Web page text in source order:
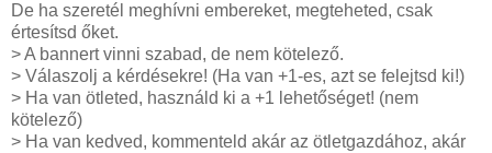
De ha szeretél meghívni embereket, megteheted, csak
értesítsd őket.
> A bannert vinni szabad, de nem kötelező.
> Válaszolj a kérdésekre! (Ha van +1-es, azt se felejtsd ki!)
> Ha van ötleted, használd ki a +1 lehetőséget! (nem
kötelező)
> Ha van kedved, kommenteld akár az ötletgazdához, akár